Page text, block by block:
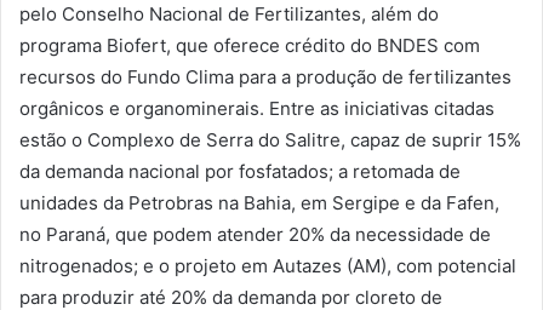
pelo Conselho Nacional de Fertilizantes, além do
programa Biofert, que oferece crédito do BNDES com
recursos do Fundo Clima para a produção de fertilizantes
orgânicos e organominerais. Entre as iniciativas citadas
estão o Complexo de Serra do Salitre, capaz de suprir 15%
da demanda nacional por fosfatados; a retomada de
unidades da Petrobras na Bahia, em Sergipe e da Fafen,
no Paraná, que podem atender 20% da necessidade de
nitrogenados; e o projeto em Autazes (AM), com potencial
para produzir até 20% da demanda por cloreto de